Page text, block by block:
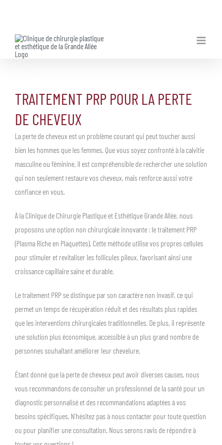
content
TRAITEMENT PRP POUR LA PERTE
DE CHEVEUX
La perte de cheveux est un problème courant qui peut toucher aussi
bien les hommes que les femmes. Que vous soyez confronté à la calvitie
masculine ou féminine, il est compréhensible de rechercher une solution
qui non seulement restaure vos cheveux, mais renforce aussi votre
confiance en vous.
À la Clinique de Chirurgie Plastique et Esthétique Grande Allée, nous
proposons une option non chirurgicale innovante : le traitement PRP
(Plasma Riche en Plaquettes). Cette méthode utilise vos propres cellules
pour stimuler et revitaliser les follicules pileux, favorisant ainsi une
croissance capillaire saine et durable.
Le traitement PRP se distingue par son caractère non invasif, ce qui
permet un temps de récupération réduit et des résultats plus rapides
que les interventions chirurgicales traditionnelles. De plus, il représente
une solution plus économique, accessible à un plus grand nombre de
personnes souhaitant améliorer leur chevelure.
Étant donné que la perte de cheveux peut avoir diverses causes, nous
vous recommandons de consulter un professionnel de la santé pour un
diagnostic personnalisé et des recommandations adaptées à vos
besoins spécifiques. N’hésitez pas à nous contacter pour toute question
ou pour planifier une consultation. Nous serons ravis de répondre à